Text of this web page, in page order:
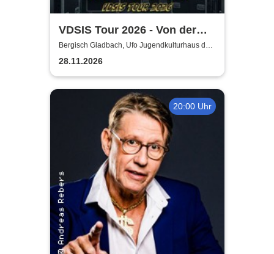
VDSIS Tour 2026 - Von der
Strasse auf die Tour
Bergisch Gladbach, Ufo Jugendkulturhaus der
AWO
28.11.2026
20:00 Uhr